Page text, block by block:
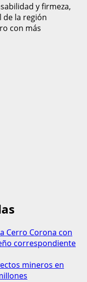
y firmeza,
la región
con más
Cerro Corona con
correspondiente
mineros en